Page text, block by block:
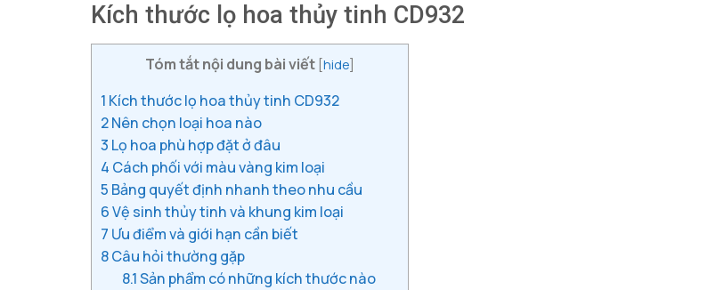
Kích thước lọ hoa thủy tinh CD932
Tóm tắt nội dung bài viết [hide]
1 Kích thước lọ hoa thủy tinh CD932
2Nên chọn loại hoa nào
3 Lọ hoa phù hợp đặt ở đâu
4 Cách phối với màu vàng kim loại
5 Bảng quyết định nhanh theo nhu cầu
6Vệ sinh thủy tinh và khung kim loại
7 Ưu điểm và giới hạn cần biết
8Câu hỏi thường gặp
8.1Sản phẩm có những kích thước nào